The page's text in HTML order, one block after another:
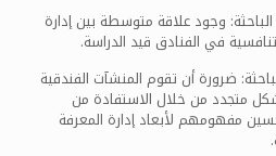
وجود علاقة متوسطة بين إدارة
في الفنادق قيد الدراسة.
ضرورة أن تقوم المنشآت الفندقية
متجدد من خلال الاستفادة من
مفهومهم لأبعاد إدارة المعرفة